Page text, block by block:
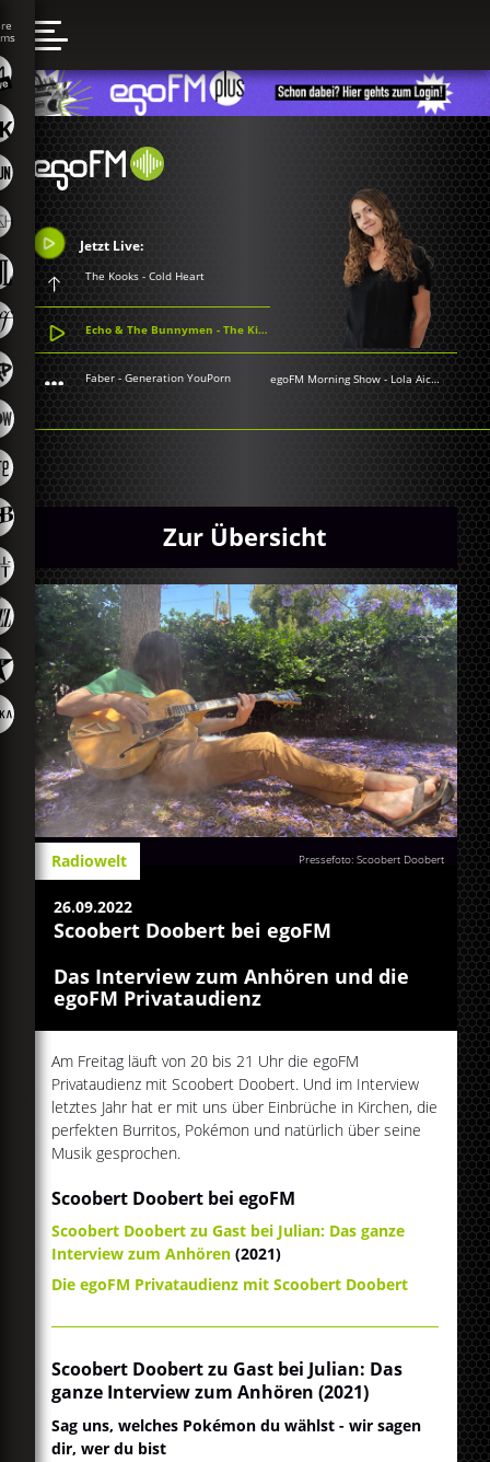
Jetzt Live:
The Kooks - Cold Heart
Echo & The Bunnymen - The Killing Moon
Faber - Generation YouPorn egoFM Morning Show - Lola Aichner
Zur Übersicht
Pressefoto: Scoobert Doobert
Radiowelt
26.09.2022
Scoobert Doobert bei egoFM
Das Interview zum Anhören und die
egoFM Privataudienz
Am Freitag läuft von 20 bis 21 Uhr die egoFM
Privataudienz mit Scoobert Doobert. Und im Interview
letztes Jahr hat er mit uns über Einbrüche in Kirchen, die
perfekten Burritos, Pokémon und natürlich über seine
Musik gesprochen.
Scoobert Doobert bei egoFM
Scoobert Doobert zu Gast bei Julian: Das ganze
Interview zum Anhören (2021)
Die egoFM Privataudienz mit Scoobert Doobert
Scoobert Doobert zu Gast bei Julian: Das
ganze Interview zum Anhören (2021)
Sag uns, welches Pokémon du wählst - wir sagen
dir, wer du bist